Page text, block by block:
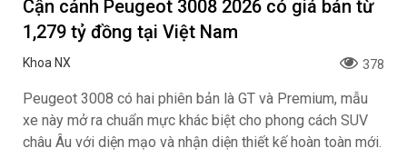
Cận cảnh Peugeot 3008 2026 có giá bán từ
1,279 tỷ đồng tại Việt Nam
Khoa NX 378
Peugeot 3008 có hai phiên bản là GT và Premium, mẫu
xe này mở ra chuẩn mực khác biệt cho phong cách SUV
châu Âu với diện mạo và nhận diện thiết kế hoàn toàn mới.